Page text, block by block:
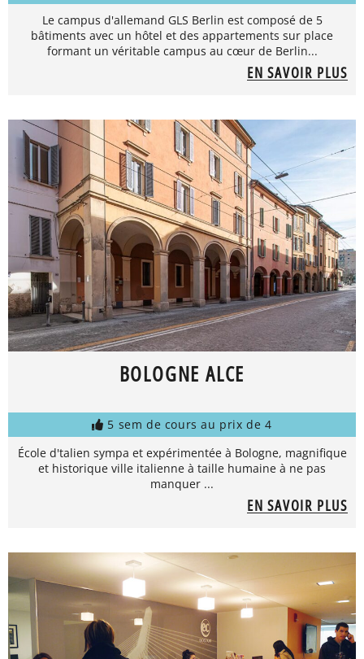
Le campus d'allemand GLS Berlin est composé de 5
bâtiments avec un hôtel et des appartements sur place
formant un véritable campus au cœur de Berlin...
EN SAVOIR PLUS
BOLOGNE ALCE
5 sem de cours au prix de 4
École d'talien sympa et expérimentée à Bologne, magnifique
et historique ville italienne à taille humaine à ne pas
manquer ...
EN SAVOIR PLUS